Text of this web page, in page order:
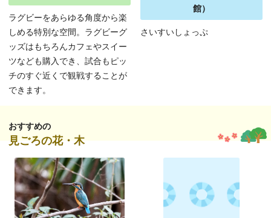
ラグビーをあらゆる角度から楽
しめる特別な空間。ラグビーグ
ッズはもちろんカフェやスイー
ツなども購入でき、試合もピッ
チのすぐ近くで観戦することが
できます。
館）
さいすいしょっぷ
おすすめの
見ごろの花・木